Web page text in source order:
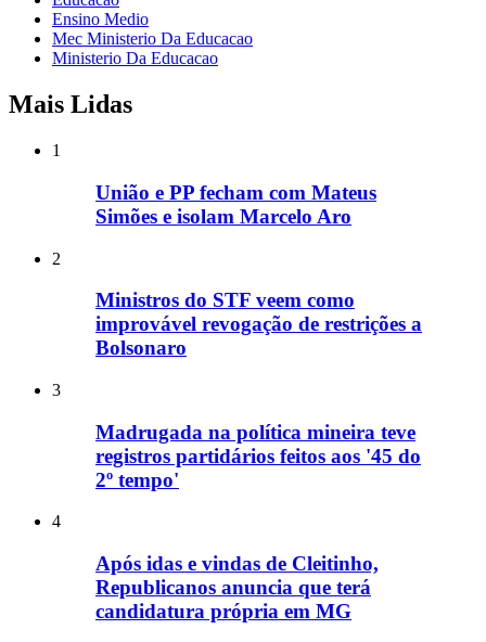
Ensino Medio
Mec Ministerio Da Educacao
Ministerio Da Educacao
Mais Lidas
1
União e PP fecham com Mateus
Simões e isolam Marcelo Aro
2
Ministros do STF veem como
improvável revogação de restrições a
Bolsonaro
3
Madrugada na política mineira teve
registros partidários feitos aos '45 do
2º tempo'
4
Após idas e vindas de Cleitinho,
Republicanos anuncia que terá
candidatura própria em MG